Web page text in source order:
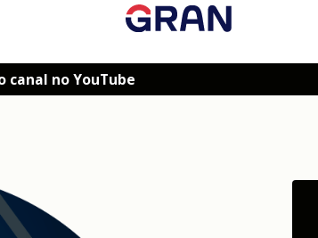
canal no YouTube